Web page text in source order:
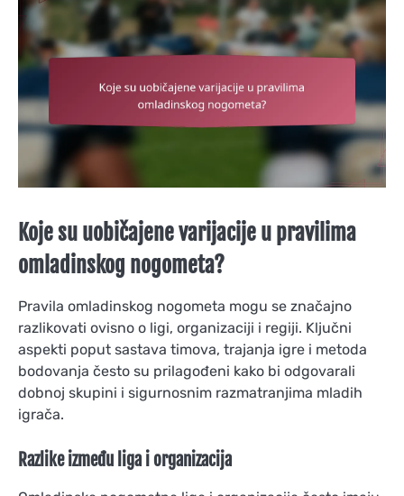
Koje su uobičajene varijacije u pravilima
omladinskog nogometa?
Pravila omladinskog nogometa mogu se značajno
razlikovati ovisno o ligi, organizaciji i regiji. Ključni
aspekti poput sastava timova, trajanja igre i metoda
bodovanja često su prilagođeni kako bi odgovarali
dobnoj skupini i sigurnosnim razmatranjima mladih
igrača.
Razlike između liga i organizacija